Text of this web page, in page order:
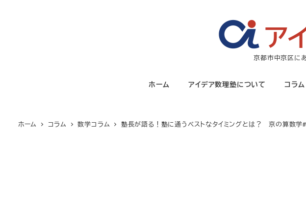
京都市中京区に
ホーム アイデア数理塾について コラム
ホーム コラム 数学コラム 塾長が語る！塾に通うベストなタイミングとは？ 京の算数学